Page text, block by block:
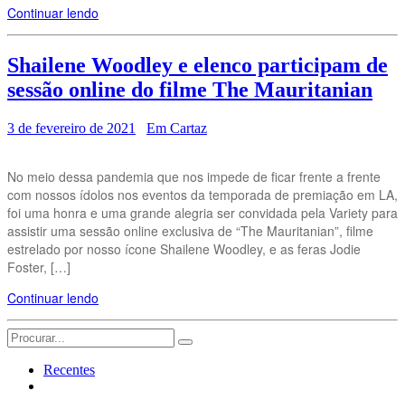
Continuar lendo
Shailene Woodley e elenco participam de
sessão online do filme The Mauritanian
3 de fevereiro de 2021 Em Cartaz
No meio dessa pandemia que nos impede de ficar frente a frente
com nossos ídolos nos eventos da temporada de premiação em LA,
foi uma honra e uma grande alegria ser convidada pela Variety para
assistir uma sessão online exclusiva de “The Mauritanian”, filme
estrelado por nosso ícone Shailene Woodley, e as feras Jodie
Foster, […]
Continuar lendo
Search
for:
Recentes